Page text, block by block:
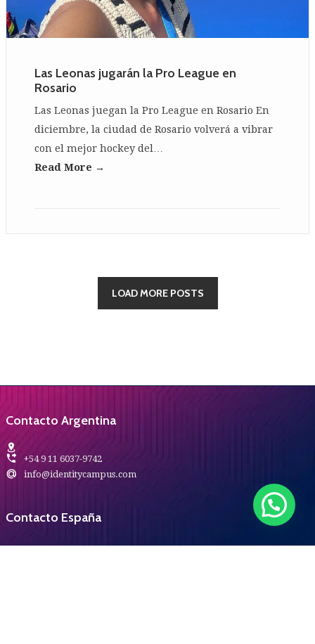
Las Leonas jugarán la Pro League en
Rosario
Las Leonas juegan la Pro League en Rosario En
diciembre, la ciudad de Rosario volverá a vibrar
con el mejor hockey del…
Read More →
LOAD MORE POSTS
Contacto Argentina
+54 9 11 6037-9742
info@identitycampus.com
Contacto España